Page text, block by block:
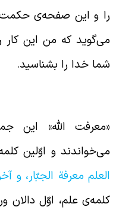
و این صفحه‌ی حکمت
که من این کار
خدا را بشناسید.
الله» این
و اوّلین
معرفة الجبّار، و
علم، اوّل دالان